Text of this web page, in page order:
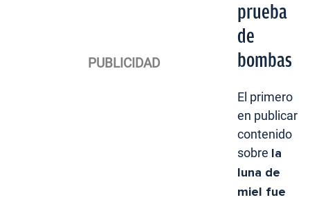
prueba
de
bombas
El primero
en publicar
contenido
sobre la
luna de
miel fue